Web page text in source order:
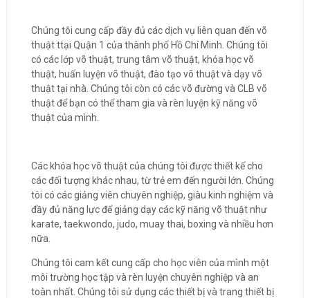
Chúng tôi cung cấp đầy đủ các dịch vụ liên quan đến võ
thuật ttại Quận 1 của thành phố Hồ Chí Minh. Chúng tôi
có các lớp võ thuật, trung tâm võ thuật, khóa học võ
thuật, huấn luyện võ thuật, đào tạo võ thuật và dạy võ
thuật tại nhà. Chúng tôi còn có các võ đường và CLB võ
thuật để bạn có thể tham gia và rèn luyện kỹ năng võ
thuật của mình.
Các khóa học võ thuật của chúng tôi được thiết kế cho
các đối tượng khác nhau, từ trẻ em đến người lớn. Chúng
tôi có các giảng viên chuyên nghiệp, giàu kinh nghiệm và
đầy đủ năng lực để giảng dạy các kỹ năng võ thuật như
karate, taekwondo, judo, muay thai, boxing và nhiều hơn
nữa.
Chúng tôi cam kết cung cấp cho học viên của mình một
môi trường học tập và rèn luyện chuyên nghiệp và an
toàn nhất. Chúng tôi sử dụng các thiết bị và trang thiết bị